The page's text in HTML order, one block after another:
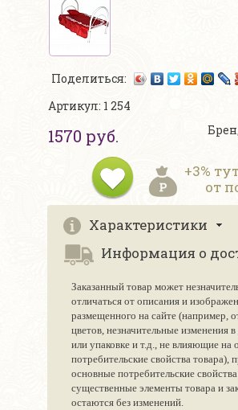
Поделиться:
Артикул: 1 254
1570 руб.
+3%
от
Характеристики
Информация о
Заказанный товар может
отличаться от описания и
размещенного на сайте (например,
цветов, незначительные изменения
или упаковке и т.д., не влияющие на
потребительские свойства товара),
основные потребительские
существенные элементы товара и
остаются без изменений.